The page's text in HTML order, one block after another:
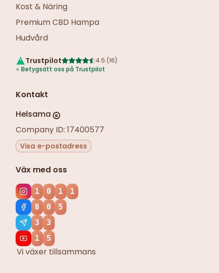
Kost & Näring
Premium CBD Hampa
Hudvård
Trustpilot 4.5 (16)
⭐Betygsätt oss på Trustpilot
Kontakt
Helsama
R
Company ID: 17400577
Visa e-postadress
Väx med oss
1 0 1
1
8
0
5
3
3
1
5
Vi växer tillsammans